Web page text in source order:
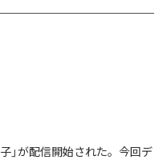
」が配信開始された。今回デ